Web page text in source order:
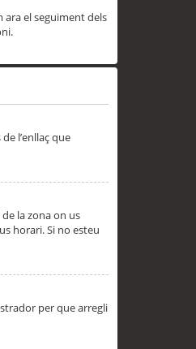
ara el seguiment dels
l’enllaç que
la zona on us
horari. Si no esteu
per que arregli